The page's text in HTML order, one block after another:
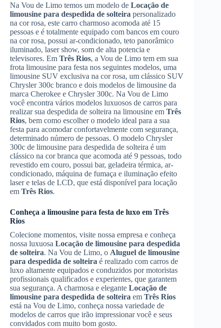
Na Vou de Limo temos um modelo de Locação de
limousine para despedida de solteira personalizado
na cor rosa, este carro charmoso acomoda até 15
pessoas e é totalmente equipado com bancos em couro
na cor rosa, possui ar-condicionado, teto panorâmico
iluminado, laser show, som de alta potencia e
televisores. Em Três Rios, a Vou de Limo tem em sua
frota limousine para festa nos seguintes modelos, uma
limousine SUV exclusiva na cor rosa, um clássico SUV
Chrysler 300c branco e dois modelos de limousine da
marca Cherokee e Chrysler 300c. Na Vou de Limo
você encontra vários modelos luxuosos de carros para
realizar sua despedida de solteira na limousine em Três
Rios, bem como escolher o modelo ideal para a sua
festa para acomodar confortavelmente com segurança,
determinado número de pessoas. O modelo Chrysler
300c de limousine para despedida de solteira é um
clássico na cor branca que acomoda até 9 pessoas, todo
revestido em couro, possui bar, geladeira térmica, ar-
condicionado, máquina de fumaça e iluminação efeito
laser e telas de LCD, que está disponível para locação
em Três Rios.
Conheça a limousine para festa de luxo em Três
Rios
Colecione momentos, visite nossa empresa e conheça
nossa luxuosa Locação de limousine para despedida
de solteira. Na Vou de Limo, o Aluguel de limousine
para despedida de solteira é realizado com carros de
luxo altamente equipados e conduzidos por motoristas
profissionais qualificados e experientes, que garantem
sua segurança. A charmosa e elegante Locação de
limousine para despedida de solteira em Três Rios
está na Vou de Limo, conheça nossa variedade de
modelos de carros que irão impressionar você e seus
convidados com muito bom gosto.